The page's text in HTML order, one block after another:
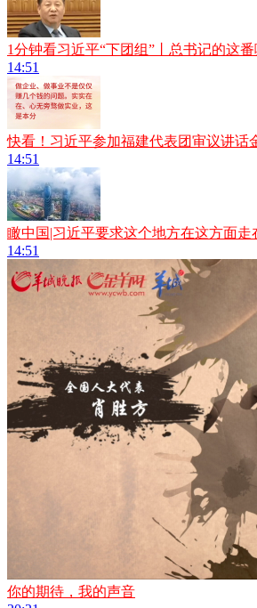
1分钟看习近平“下团组”丨总书记的这
14:51
快看！习近平参加福建代表团审议讲话
14:51
瞰中国|习近平要求这个地方在这方面走
14:51
你的期待，我的声音